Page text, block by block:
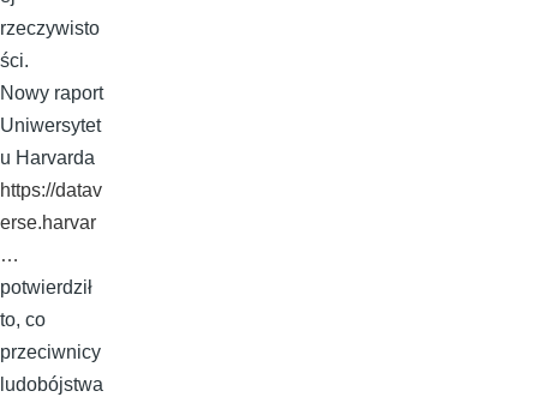
rzeczywisto
ści.
Nowy raport
Uniwersytet
u Harvarda
https://datav
erse.harvar
…
potwierdził
to, co
przeciwnicy
ludobójstwa